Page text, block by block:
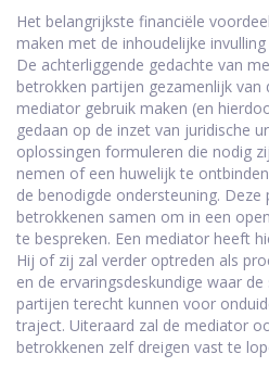
Het belangrijkste financiële
maken met de inhoudelijke
De achterliggende gedachte van
betrokken partijen gezamenlijk van
mediator gebruik maken (en
gedaan op de inzet van juridische
oplossingen formuleren die nodig
nemen of een huwelijk te
de benodigde ondersteuning. Deze
betrokkenen samen om in een
te bespreken. Een mediator heeft
Hij of zij zal verder optreden als
en de ervaringsdeskundige waar
partijen terecht kunnen voor
traject. Uiteraard zal de mediator
betrokkenen zelf dreigen vast te